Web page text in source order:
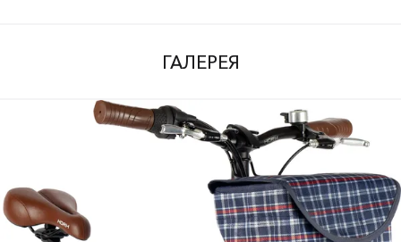
ГАЛЕРЕЯ